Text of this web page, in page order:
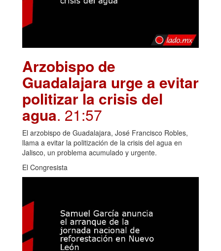
Arzobispo de
Guadalajara urge a evitar
politizar la crisis del
agua. 21:57
El arzobispo de Guadalajara, José Francisco Robles,
llama a evitar la politización de la crisis del agua en
Jalisco, un problema acumulado y urgente.
El Congresista